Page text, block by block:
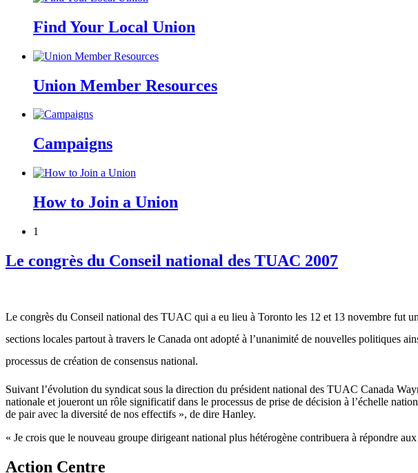
Find Your Local Union
Union Member Resources
Campaigns
How to Join a Union
1
Le congrès du Conseil national des TUAC 2007
Le congrès du Conseil national des TUAC qui a eu lieu à Toronto les 12 et 13 novembre fut
sections locales partout à travers le Canada ont adopté à l’unanimité de nouvelles politiques
processus de création de consensus national.
Suivant l’évolution du syndicat sous la direction du président national des TUAC Canada
nationale et joueront un rôle significatif dans le processus de prise de décision à l’échelle
de pair avec la diversité de nos effectifs », de dire Hanley.
« Je crois que le nouveau groupe dirigeant national plus hétérogène contribuera à répondre
Action Centre